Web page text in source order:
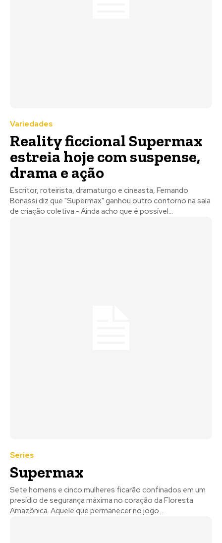
Variedades
Reality ficcional Supermax
estreia hoje com suspense,
drama e ação
Escritor, roteirista, dramaturgo e cineasta, Fernando
Bonassi diz que "Supermax" ganhou outro contorno na sala
de criação coletiva:- Ainda acho que é possível...
Series
Supermax
Sete homens e cinco mulheres ficarão confinados em um
presídio de segurança máxima no coração da Floresta
Amazônica. Aquele que permanecer no jogo...